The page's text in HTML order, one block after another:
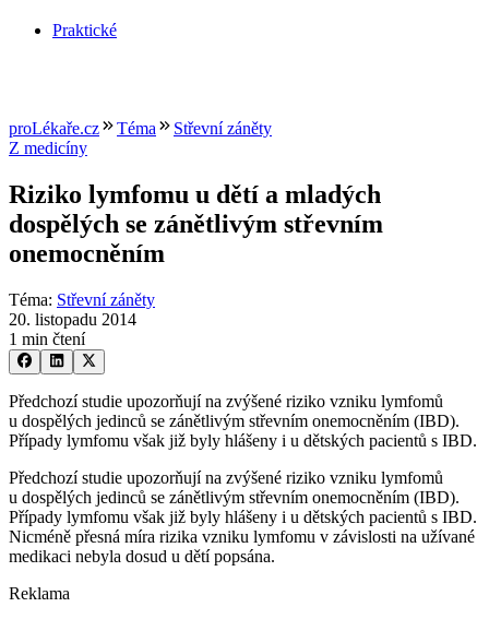
Praktické
proLékaře.cz Téma
Střevní záněty
Z medicíny
Riziko lymfomu u dětí a mladých
dospělých se zánětlivým střevním
onemocněním
Téma: Střevní záněty
20. listopadu 2014
1 min čtení
Předchozí studie upozorňují na zvýšené riziko vzniku lymfomů
u dospělých jedinců se zánětlivým střevním onemocněním (IBD).
Případy lymfomu však již byly hlášeny i u dětských pacientů s IBD.
Předchozí studie upozorňují na zvýšené riziko vzniku lymfomů
u dospělých jedinců se zánětlivým střevním onemocněním (IBD).
Případy lymfomu však již byly hlášeny i u dětských pacientů s IBD.
Nicméně přesná míra rizika vzniku lymfomu v závislosti na užívané
medikaci nebyla dosud u dětí popsána.
Reklama